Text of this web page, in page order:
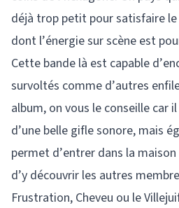
déjà trop petit pour satisfaire
dont l’énergie sur scène est
Cette bande là est capable
survoltés comme d’autres
album, on vous le conseille car
d’une belle gifle sonore, mais
permet d’entrer dans la
d’y découvrir les autres
Frustration, Cheveu ou le